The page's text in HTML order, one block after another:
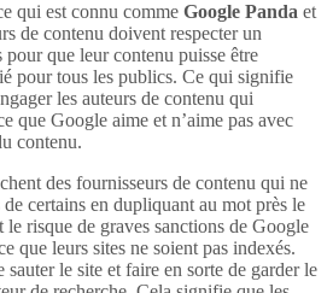
qui est connu comme Google Panda et
de contenu doivent respecter un
pour que leur contenu puisse être
pour tous les publics. Ce qui signifie
les auteurs de contenu qui
que Google aime et n’aime pas avec
contenu.
des fournisseurs de contenu qui ne
certains en dupliquant au mot près le
le risque de graves sanctions de Google
que leurs sites ne soient pas indexés.
le site et faire en sorte de garder le